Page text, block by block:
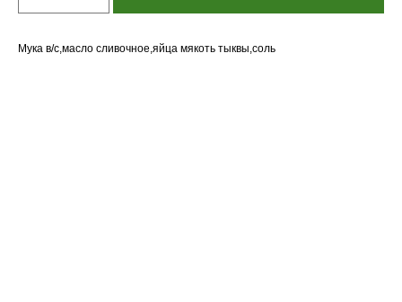
Мука в/с,масло сливочное,яйца мякоть тыквы,соль